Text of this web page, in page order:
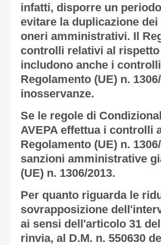
infatti, disporre un
evitare la duplicazione
oneri amministrativi. Il
controlli relativi al
includono anche i
Regolamento (UE) n.
inosservanze.
Se le regole di
AVEPA effettua i controlli
Regolamento (UE) n.
sanzioni amministrative
(UE) n. 1306/2013.
Per quanto riguarda le
sovrapposizione
ai sensi dell'articolo 31
rinvia, al D.M. n. 550630